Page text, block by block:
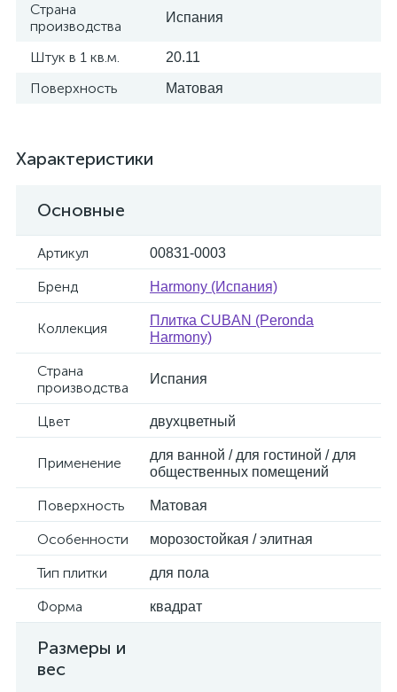
Страна
производства
Испания
Штук в 1 кв.м. 20.11
Поверхность Матовая
Характеристики
Основные
Артикул 00831-0003
Бренд Harmony (Испания)
Коллекция
Плитка CUBAN (Peronda
Harmony)
Страна
производства
Испания
Цвет двухцветный
Применение
для ванной / для гостиной / для
общественных помещений
Поверхность Матовая
Особенности морозостойкая / элитная
Тип плитки для пола
Форма квадрат
Размеры и
вес